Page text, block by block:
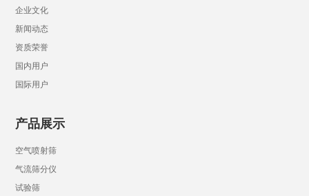
企业文化
新闻动态
资质荣誉
国内用户
国际用户
产品展示
空气喷射筛
气流筛分仪
试验筛